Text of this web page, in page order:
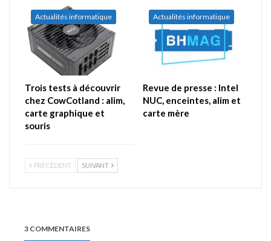
Actualités informatique
Trois tests à découvrir
chez CowCotland : alim,
carte graphique et
souris
Actualités informatique
Revue de presse : Intel
NUC, enceintes, alim et
carte mère
PRÉCÉDENT SUIVANT
3 COMMENTAIRES